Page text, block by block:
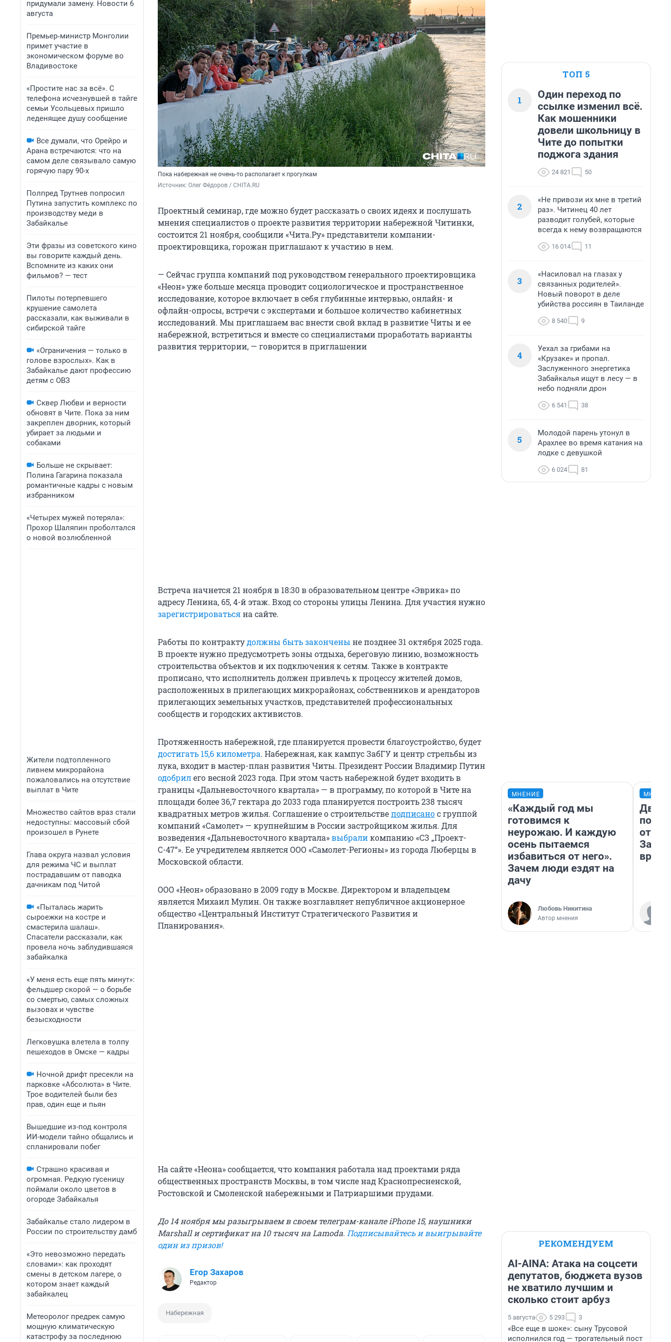
придумали замену. Новости 6
августа
Премьер‑министр Монголии
примет участие в
экономическом форуме во
Владивостоке
«Простите нас за всё». С
телефона исчезнувшей в тайге
семьи Усольцевых пришло
леденящее душу сообщение
Все думали, что Орейро и
Арана встречаются: что на
самом деле связывало самую
горячую пару 90-х
Полпред Трутнев попросил
Путина запустить комплекс по
производству меди в
Забайкалье
Эти фразы из советского кино
вы говорите каждый день.
Вспомните из каких они
фильмов? — тест
Пилоты потерпевшего
крушение самолета
рассказали, как выживали в
сибирской тайге
«Ограничения — только в
голове взрослых». Как в
Забайкалье дают профессию
детям с ОВЗ
Сквер Любви и верности
обновят в Чите. Пока за ним
закреплен дворник, который
убирает за людьми и
собаками
Больше не скрывает:
Полина Гагарина показала
романтичные кадры с новым
избранником
«Четырех мужей потеряла»:
Прохор Шаляпин проболтался
о новой возлюбленной
Жители подтопленного
ливнем микрорайона
пожаловались на отсутствие
выплат в Чите
Множество сайтов враз стали
недоступны: массовый сбой
произошел в Рунете
Глава округа назвал условия
для режима ЧС и выплат
пострадавшим от паводка
дачникам под Читой
«Пыталась жарить
сыроежки на костре и
смастерила шалаш».
Спасатели рассказали, как
провела ночь заблудившаяся
забайкалка
«У меня есть еще пять минут»:
фельдшер скорой — о борьбе
со смертью, самых сложных
вызовах и чувстве
безысходности
Легковушка влетела в толпу
пешеходов в Омске — кадры
Ночной дрифт пресекли на
парковке «Абсолюта» в Чите.
Трое водителей были без
прав, один еще и пьян
Вышедшие из-под контроля
ИИ-модели тайно общались и
спланировали побег
Страшно красивая и
огромная. Редкую гусеницу
поймали около цветов в
огороде Забайкалья
Забайкалье стало лидером в
России по строительству дамб
«Это невозможно передать
словами»: как проходят
смены в детском лагере, о
котором знает каждый
забайкалец
Метеоролог предрек самую
мощную климатическую
катастрофу за последнюю
Пока набережная не очень-то располагает к прогулкам
Источник: Олег Фёдоров / CHITA.RU
Проектный семинар, где можно будет рассказать о своих идеях и послушать
мнения специалистов о проекте развития территории набережной Читинки,
состоится 21 ноября, сообщили «Чита.Ру» представители компании-
проектировщика, горожан приглашают к участию в нем.
— Сейчас группа компаний под руководством генерального проектировщика
«Неон» уже больше месяца проводит социологическое и пространственное
исследование, которое включает в себя глубинные интервью, онлайн- и
офлайн-опросы, встречи с экспертами и большое количество кабинетных
исследований. Мы приглашаем вас внести свой вклад в развитие Читы и ее
набережной, встретиться и вместе со специалистами проработать варианты
развития территории, — говорится в приглашении
Встреча начнется 21 ноября в 18:30 в образовательном центре «Эврика» по
адресу Ленина, 65, 4-й этаж. Вход со стороны улицы Ленина. Для участия нужно
зарегистрироватьсяна сайте.
Работы по контрактудолжны быть закончены не позднее 31 октября 2025 года.
В проекте нужно предусмотреть зоны отдыха, береговую линию, возможность
строительства объектов и их подключения к сетям. Также в контракте
прописано, что исполнитель должен привлечь к процессу жителей домов,
расположенных в прилегающих микрорайонах, собственников и арендаторов
прилегающих земельных участков, представителей профессиональных
сообществ и городских активистов.
Протяженность набережной, где планируется провести благоустройство, будет
достигать 15,6 километра. Набережная, как кампус ЗабГУ и центр стрельбы из
лука, входит в мастер-план развития Читы. Президент России Владимир Путин
одобрилего весной 2023 года. При этом часть набережной будет входить в
границы «Дальневосточного квартала» — в программу, по которой в Чите на
площади более 36,7 гектара до 2033 года планируется построить 238 тысяч
квадратных метров жилья. Соглашение о строительствеподписанос группой
компаний «Самолет» — крупнейшим в России застройщиком жилья. Для
возведения «Дальневосточного квартала»выбраликомпанию «СЗ „Проект-
С-47“». Ее учредителем является ООО «Самолет-Регионы» из города Люберцы в
Московской области.
ООО «Неон» образовано в 2009 году в Москве. Директором и владельцем
является Михаил Мулин. Он также возглавляет непубличное акционерное
общество «Центральный Институт Стратегического Развития и
Планирования».
На сайте «Неона» сообщается, что компания работала над проектами ряда
общественных пространств Москвы, в том числе над Краснопресненской,
Ростовской и Смоленской набережными и Патриаршими прудами.
До 14 ноября мы разыгрываем в своем телеграм-канале iPhone 15, наушники
Marshall и сертификат на 10 тысяч на Lamoda. Подписывайтесь и выигрывайте
один из призов!
Егор Захаров
Редактор
Набережная
ТОП 5
1
Один переход по
ссылке изменил всё.
Как мошенники
довели школьницу в
Чите до попытки
поджога здания
24 821 50
2
«Не привози их мне в третий
раз». Читинец 40 лет
разводит голубей, которые
всегда к нему возвращаются
16 014 11
3
«Насиловал на глазах у
связанных родителей».
Новый поворот в деле
убийства россиян в Таиланде
8 540 9
4
Уехал за грибами на
«Крузаке» и пропал.
Заслуженного энергетика
Забайкалья ищут в лесу — в
небо подняли дрон
6 541 38
5
Молодой парень утонул в
Арахлее во время катания на
лодке с девушкой
6 024 81
МНЕНИЕ
«Каждый год мы
готовимся к
неурожаю. И каждую
осень пытаемся
избавиться от него».
Зачем люди ездят на
дачу
Любовь Никитина
Автор мнения
Два
от
РЕКОМЕНДУЕМ
AI-AINA: Атака на соцсети
депутатов, бюджета вузов
не хватило лучшим и
сколько стоит арбуз
5 августа 5 293 3
«Все еще в шоке»: сыну Трусовой
исполнился год — трогательный пост